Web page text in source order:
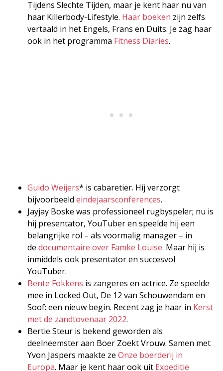
Tijdens Slechte Tijden, maar je kent haar nu van
haar Killerbody-Lifestyle. Haar boeken zijn zelfs
vertaald in het Engels, Frans en Duits. Je zag haar
ook in het programma Fitness Diaries.
Guido Weijers* is cabaretier. Hij verzorgt
bijvoorbeeld eindejaarsconferences.
Jayjay Boske was professioneel rugbyspeler; nu is
hij presentator, YouTuber en speelde hij een
belangrijke rol – als voormalig manager – in
de documentaire over Famke Louise. Maar hij is
inmiddels ook presentator en succesvol
YouTuber.
Bente Fokkens is zangeres en actrice. Ze speelde
mee in Locked Out, De 12 van Schouwendam en
Soof: een nieuw begin. Recent zag je haar in Kerst
met de zandtovenaar 2022.
Bertie Steur is bekend geworden als
deelneemster aan Boer Zoekt Vrouw. Samen met
Yvon Jaspers maakte ze Onze boerderij in
Europa. Maar je kent haar ook uit Expeditie